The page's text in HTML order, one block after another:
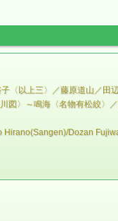
〈以上三〉／藤原道山／田辺
〉～鳴海〈名物有松絞〉
Dozan